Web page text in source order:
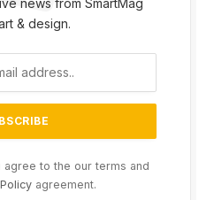
& design.
agree to the our terms and
agreement.